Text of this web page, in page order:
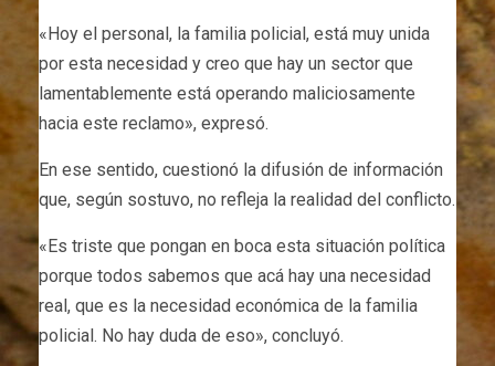
«Hoy el personal, la familia policial, está muy unida
por esta necesidad y creo que hay un sector que
lamentablemente está operando maliciosamente
hacia este reclamo», expresó.
En ese sentido, cuestionó la difusión de información
que, según sostuvo, no refleja la realidad del conflicto.
«Es triste que pongan en boca esta situación política
porque todos sabemos que acá hay una necesidad
real, que es la necesidad económica de la familia
policial. No hay duda de eso», concluyó.